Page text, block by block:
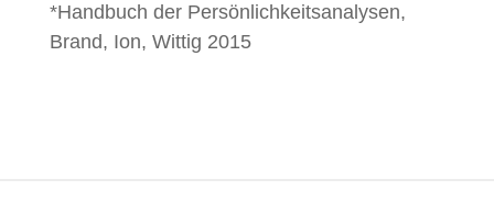
*Handbuch der Persönlichkeitsanalysen,
Brand, Ion, Wittig 2015